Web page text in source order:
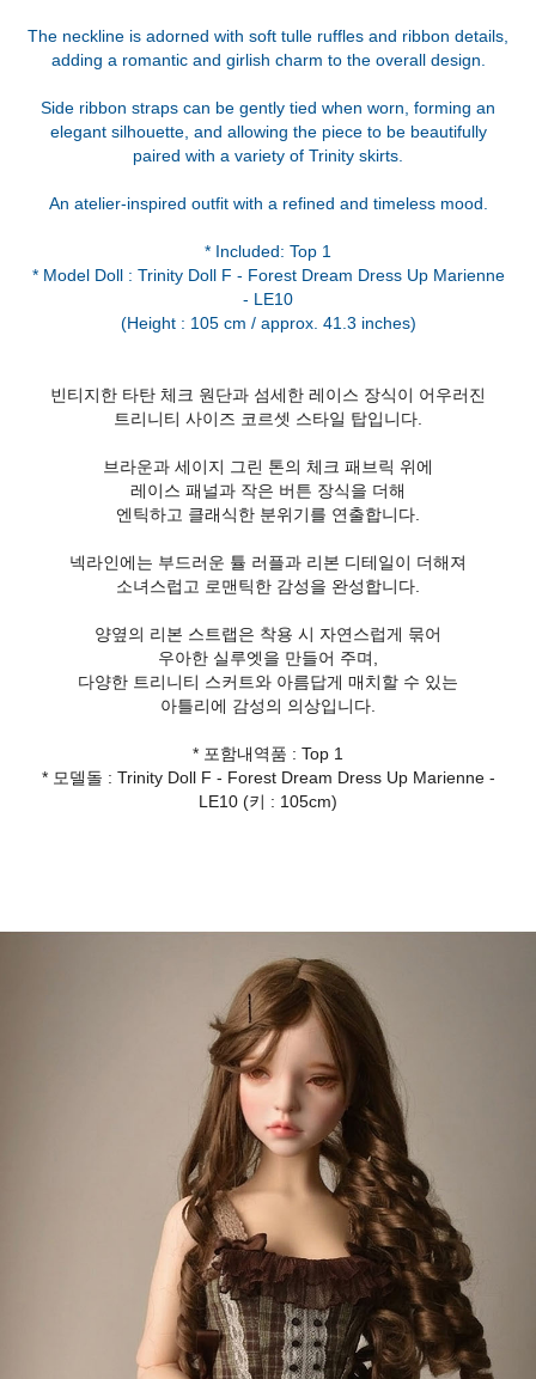
The neckline is adorned with soft tulle ruffles and ribbon details,
adding a romantic and girlish charm to the overall design.
Side ribbon straps can be gently tied when worn, forming an
elegant silhouette, and allowing the piece to be beautifully
paired with a variety of Trinity skirts.
An atelier-inspired outfit with a refined and timeless mood.
* Included: Top 1
* Model Doll : Trinity Doll F - Forest Dream Dress Up Marienne
- LE10
빈티지한 타탄 체크 원단과 섬세한 레이스 장식이 어우러진
트리니티 사이즈 코르셋 스타일 탑입니다.
브라운과 세이지 그린 톤의 체크 패브릭 위에
레이스 패널과 작은 버튼 장식을 더해
엔틱하고 클래식한 분위기를 연출합니다.
넥라인에는 부드러운 튤 러플과 리본 디테일이 더해져
소녀스럽고 로맨틱한 감성을 완성합니다.
양옆의 리본 스트랩은 착용 시 자연스럽게 묶어
우아한 실루엣을 만들어 주며,
다양한 트리니티 스커트와 아름답게 매치할 수 있는
아틀리에 감성의 의상입니다.
* 포함내역품 : Top 1
* 모델돌 : Trinity Doll F - Forest Dream Dress Up Marienne -
LE10 (키 : 105cm)